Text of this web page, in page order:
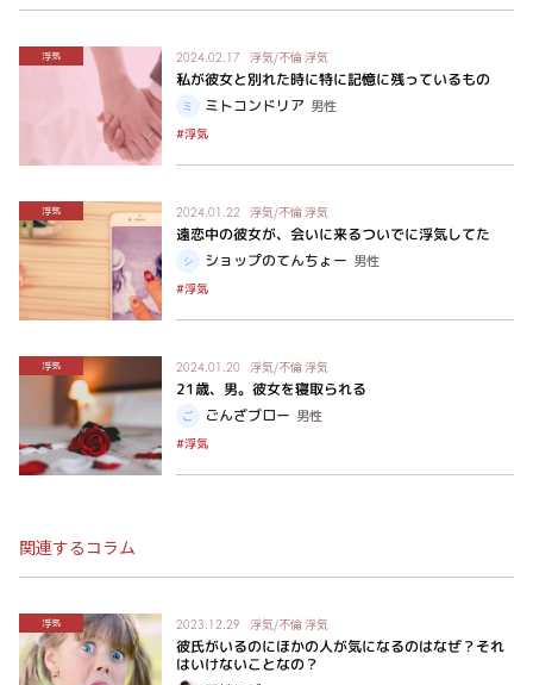
浮気 2024.02.17 浮気/不倫浮気
私が彼女と別れた時に特に記憶に残っているもの
ミトコンドリア 男性
#浮気
浮気 2024.01.22 浮気/不倫浮気
遠恋中の彼女が、会いに来るついでに浮気してた
ショップのてんちょー 男性
#浮気
浮気 2024.01.20 浮気/不倫浮気
21歳、男。彼女を寝取られる
ごんざブロー 男性
#浮気
関連するコラム
浮気 2023.12.29 浮気/不倫浮気
彼氏がいるのにほかの人が気になるのはなぜ？それ
はいけないことなの？